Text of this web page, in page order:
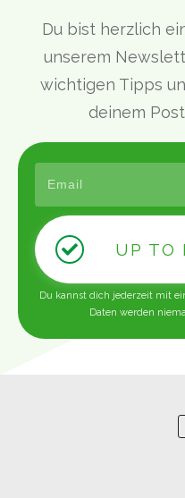
Du bist herzlich
unserem
wichtigen Tipps
deinem
UP TO
Du kannst dich jederzeit mit
Daten werden